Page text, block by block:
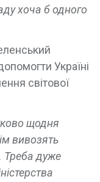
хоча б одного
Україні
світової
щодня
вивозять
Треба дуже